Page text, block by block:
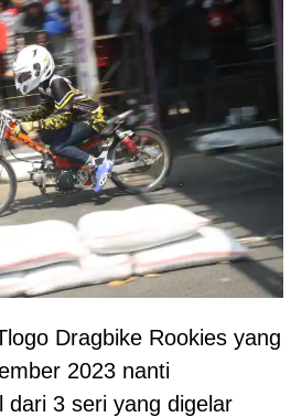
Dragbike Rookies yang
2023 nanti
dari 3 seri yang digelar